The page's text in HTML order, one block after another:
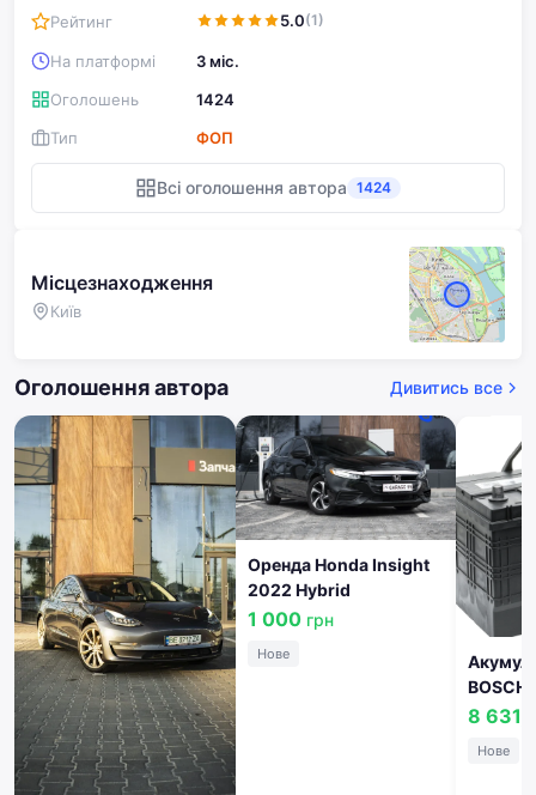
Рейтинг 5.0(1)
На платформі
3 міс.
Оголошень
1424
Тип
ФОП
Всі оголошення автора 1424
Місцезнаходження
Київ
Оголошення автора Дивитись все
Оренда Honda Insight
2022 Hybrid
1 000 грн
Нове
8
Нове